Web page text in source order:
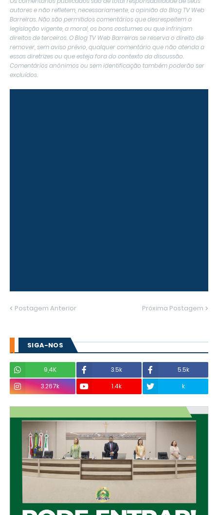
autores e não refletem, necessariamente, a opinião do Blog TV Web
Barreiras. Não são permitidos comentários que desrespeitem a
legislação vigente, a moral, os bons costumes ou que infrinjam
direitos de terceiros. O Blog TV Web Barreiras se reserva o direito de
remover, sem aviso prévio, qualquer comentário que não atenda a
essas diretrizes ou que esteja fora do contexto da discussão.
Comentários anônimos ou sem identificação também poderão ser
excluídos.
Postagem Anterior Próxima Postagem
SIGA-NOS
9,4K 3.5k
5.5k
3.267k
1.4k k